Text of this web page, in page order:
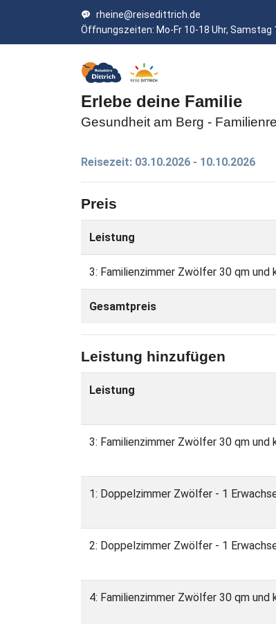
rheine@reisedittrich.de
Öffnungszeiten: Mo-Fr 10-18 Uhr, Samstag
Erlebe deine Familie
Gesundheit am Berg -
Reisezeit: 03.10.2026 - 10.10.2026
Preis
Leistung
3: Familienzimmer Zwölfer 30 qm und
Gesamtpreis
Leistung hinzufügen
Leistung
3: Familienzimmer Zwölfer 30 qm und
1: Doppelzimmer Zwölfer - 1
2: Doppelzimmer Zwölfer - 1
4: Familienzimmer Zwölfer 30 qm und